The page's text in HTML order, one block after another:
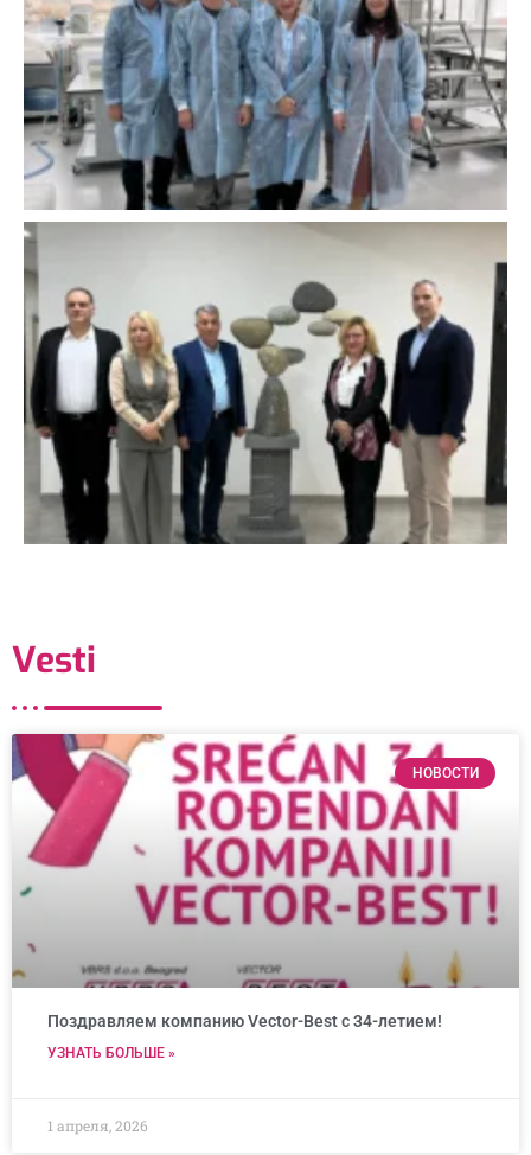
Vesti
НОВОСТИ
Поздравляем компанию Vector-Best с 34-летием!
УЗНАТЬ БОЛЬШЕ »
1 апреля, 2026